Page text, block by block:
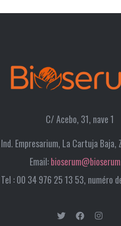
C/ Acebo, 31, nave 1
Empresarium, La Cartuja Baja,
Email:
Tel : 00 34 976 25 13 53, numéro